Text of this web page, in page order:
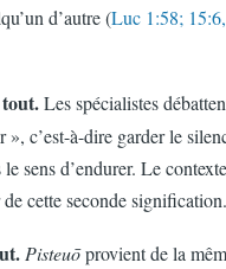
d’autre (Luc 1:58;
Les spécialistes
c’est-à-dire garder le
sens d’endurer. Le
cette seconde signification.
Pisteuōprovient de la